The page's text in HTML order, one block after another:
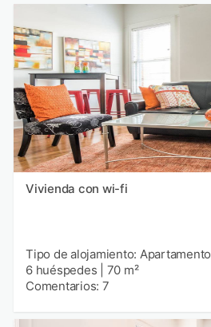
Vivienda con wi-fi
Tipo de alojamiento: Apartamento
6 huéspedes
70 m²
Comentarios: 7